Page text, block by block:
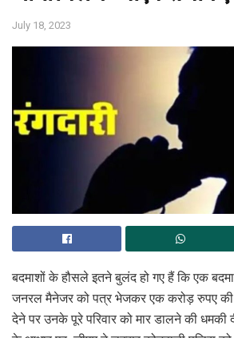
July 18, 2023
बदमाशों के हौसले इतने बुलंद हो गए हैं कि एक
जनरल मैनेजर को पत्र भेजकर एक करोड़ रुपए की
देने पर उनके पूरे परिवार को मार डालने की